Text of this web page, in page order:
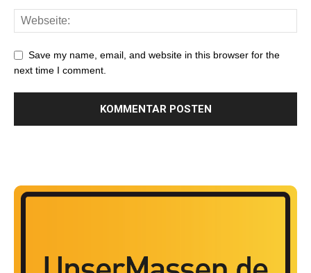
Save my name, email, and website in this browser for the
next time I comment.